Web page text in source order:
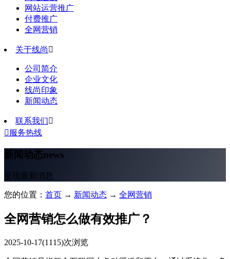
网站运营推广
付费推广
全网营销
关于线尚 
公司简介
企业文化
线尚印象
新闻动态
联系我们
 服务热线
新闻动态news
呈现最新消息
您的位置： 首页 → 新闻动态 → 全网营销
全网营销怎么做有效推广？
2025-10-17(1115)次浏览